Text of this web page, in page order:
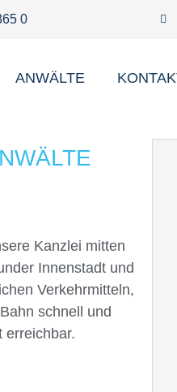
0
ANWÄLTE
Kanzlei mitten
Innenstadt und
Verkehrmitteln,
schnell und
erreichbar.